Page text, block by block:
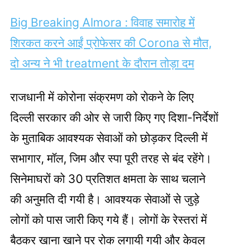
Big Breaking Almora : विवाह समारोह में
शिरकत करने आईं प्रोफेसर की Corona से मौत,
दो अन्य ने भी treatment के दौरान तोड़ा दम
राजधानी में कोरोना संक्रमण को रोकने के लिए
दिल्ली सरकार की ओर से जारी किए गए दिशा-निर्देशों
के मुताबिक आवश्यक सेवाओं को छोड़कर दिल्ली में
सभागार, मॉल, जिम और स्पा पूरी तरह से बंद रहेंगे।
सिनेमाघरों को 30 प्रतिशत क्षमता के साथ चलाने
की अनुमति दी गयी है। आवश्यक सेवाओं से जुड़े
लोगों को पास जारी किए गये हैं। लोगों के रेस्तरां में
बैठकर खाना खाने पर रोक लगायी गयी और केवल